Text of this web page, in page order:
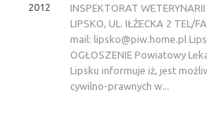
2012
INSPEKTORAT
LIPSKO, UL. IŁŻECKA 2 TEL/
mail: lipsko@piw.home.pl
OGŁOSZENIE Powiatowy
Lipsku informuje iż, jest
cywilno-prawnych w...